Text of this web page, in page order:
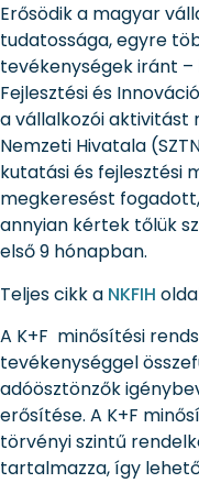
Erősödik a magyar
tudatossága, egyre
tevékenységek iránt –
Fejlesztési és
a vállalkozói aktivitást
Nemzeti Hivatala
kutatási és fejlesztési
megkeresést
annyian kértek tőlük
első 9 hónapban.
Teljes cikk a NKFIH
A K+F minősítési
tevékenységgel
adóösztönzők
erősítése. A K+F
törvényi szintű
tartalmazza, így